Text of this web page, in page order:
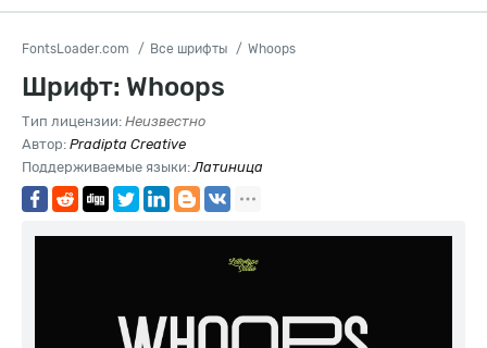
FontsLoader.com Все шрифты Whoops
Шрифт: Whoops
Тип лицензии: Неизвестно
Автор: Pradipta Creative
Поддерживаемые языки:Латиница